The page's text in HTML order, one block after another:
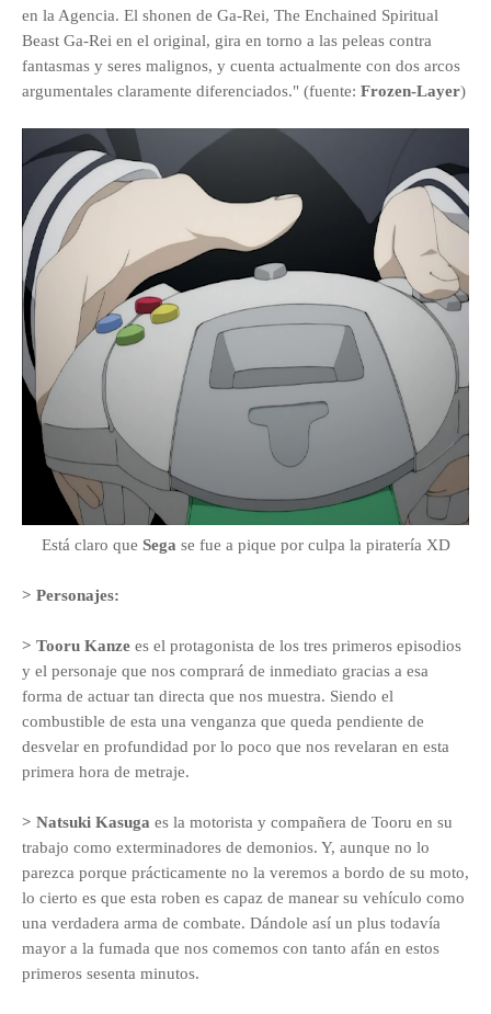
en la Agencia. El shonen de Ga-Rei, The Enchained Spiritual
Beast Ga-Rei en el original, gira en torno a las peleas contra
fantasmas y seres malignos, y cuenta actualmente con dos arcos
argumentales claramente diferenciados." (fuente: Frozen-Layer)
Está claro que Sega se fue a pique por culpa la piratería XD
> Personajes:
> Tooru Kanze es el protagonista de los tres primeros episodios
y el personaje que nos comprará de inmediato gracias a esa
forma de actuar tan directa que nos muestra. Siendo el
combustible de esta una venganza que queda pendiente de
desvelar en profundidad por lo poco que nos revelaran en esta
primera hora de metraje.
> Natsuki Kasuga es la motorista y compañera de Tooru en su
trabajo como exterminadores de demonios. Y, aunque no lo
parezca porque prácticamente no la veremos a bordo de su moto,
lo cierto es que esta roben es capaz de manear su vehículo como
una verdadera arma de combate. Dándole así un plus todavía
mayor a la fumada que nos comemos con tanto afán en estos
primeros sesenta minutos.